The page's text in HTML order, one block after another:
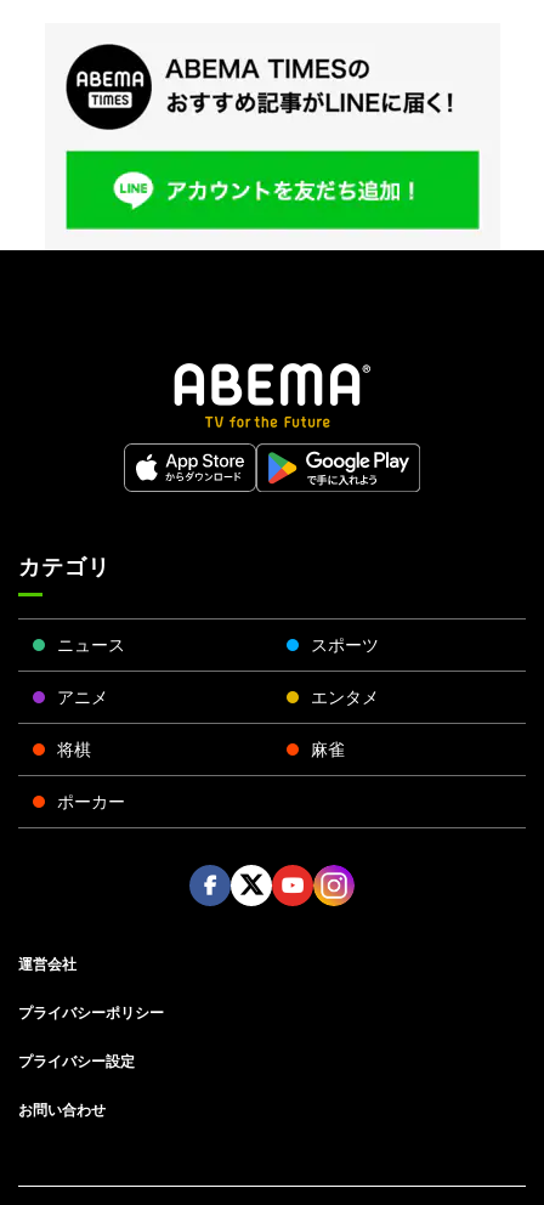
カテゴリ
ニュース スポーツ
アニメ エンタメ
将棋 麻雀
ポーカー
運営会社
プライバシーポリシー
プライバシー設定
お問い合わせ